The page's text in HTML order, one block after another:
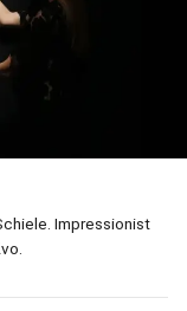
Impressionist